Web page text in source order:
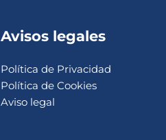
Avisos legales
Política de Privacidad
Política de Cookies
Aviso legal